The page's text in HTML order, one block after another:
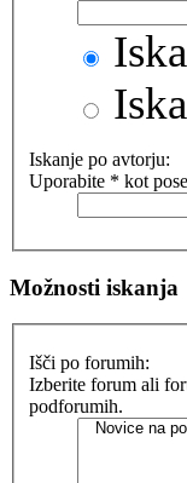
Iskanje po avtorju:
Uporabite * kot
Možnosti iskanja
Išči po forumih:
Izberite forum ali
podforumih.